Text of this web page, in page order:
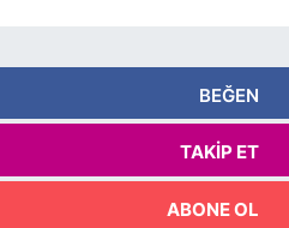
BEĞEN
TAKIP ET
ABONE OL